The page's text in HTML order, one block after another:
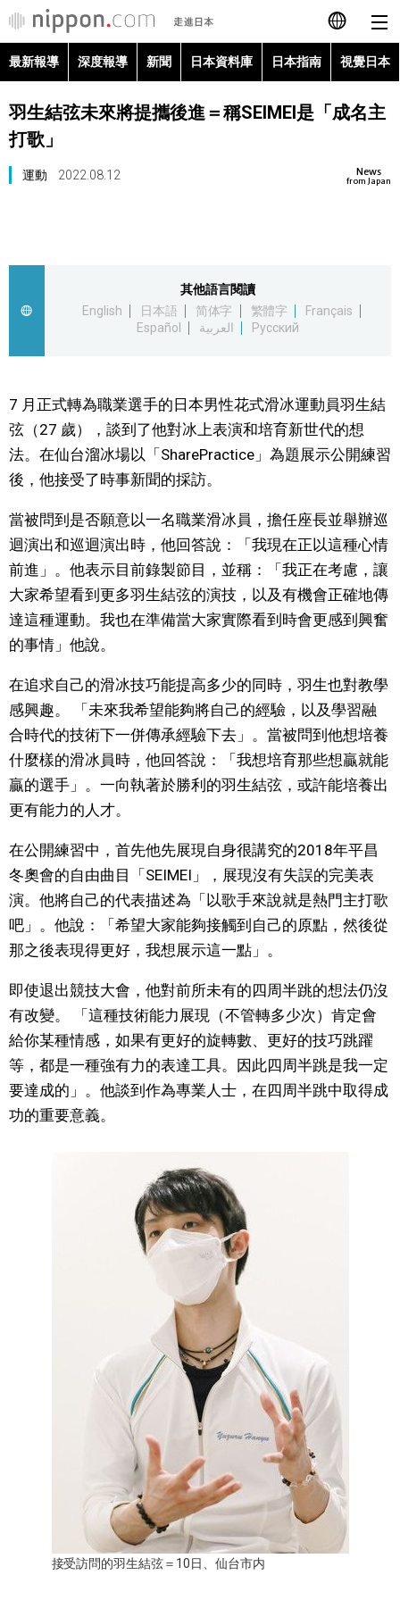
日本語
English
最新報導
視覺日本
臺灣香港
更多
人物訪談
日本入門
政治外交
社會
財經
科學技術
生活
運動
娛樂
教育
official SNS
最新報導 深度報導 新聞 日本資料庫 日本指南 視覺日本
羽生結弦未來將提攜後進＝稱SEIMEI是「成名主
打歌」
News
from Japan
運動 2022.08.12
其他語言閱讀
English
日本語 简体字 繁體字
Français
Español
العربية Русский
7 月正式轉為職業選手的日本男性花式滑冰運動員羽生結
弦（27 歲），談到了他對冰上表演和培育新世代的想
法。在仙台溜冰場以「SharePractice」為題展示公開練習
後，他接受了時事新聞的採訪。
當被問到是否願意以一名職業滑冰員，擔任座長並舉辦巡
迴演出和巡迴演出時，他回答說：「我現在正以這種心情
前進」。他表示目前錄製節目，並稱：「我正在考慮，讓
大家希望看到更多羽生結弦的演技，以及有機會正確地傳
達這種運動。我也在準備當大家實際看到時會更感到興奮
的事情」他說。
在追求自己的滑冰技巧能提高多少的同時，羽生也對教學
感興趣。 「未來我希望能夠將自己的經驗，以及學習融
合時代的技術下一併傳承經驗下去」。當被問到他想培養
什麼樣的滑冰員時，他回答說：「我想培育那些想贏就能
贏的選手」。一向執著於勝利的羽生結弦，或許能培養出
更有能力的人才。
在公開練習中，首先他先展現自身很講究的2018年平昌
冬奧會的自由曲目「SEIMEI」，展現沒有失誤的完美表
演。他將自己的代表描述為「以歌手來說就是熱門主打歌
吧」。他說：「希望大家能夠接觸到自己的原點，然後從
那之後表現得更好，我想展示這一點」。
即使退出競技大會，他對前所未有的四周半跳的想法仍沒
有改變。 「這種技術能力展現（不管轉多少次）肯定會
給你某種情感，如果有更好的旋轉數、更好的技巧跳躍
等，都是一種強有力的表達工具。因此四周半跳是我一定
要達成的」。他談到作為專業人士，在四周半跳中取得成
功的重要意義。
接受訪問的羽生結弦＝10日、仙台市内